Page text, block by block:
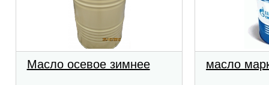
Масло осевое зимнее масло